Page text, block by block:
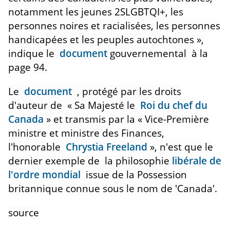
notamment les jeunes 2SLGBTQI+, les
personnes noires et racialisées, les personnes
handicapées et les peuples autochtones »,
indique le document gouvernemental à la
page 94.
Le document , protégé par les droits
d'auteur de « Sa Majesté le Roi du chef du
Canada » et transmis par la « Vice-Première
ministre et ministre des Finances,
l'honorable Chrystia Freeland », n'est que le
dernier exemple de la philosophie libérale de
l'ordre mondial issue de la Possession
britannique connue sous le nom de 'Canada'.
source